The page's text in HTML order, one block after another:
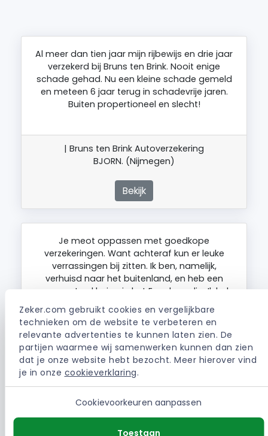
Zeker.com gebruikt cookies en vergelijkbare
technieken om de website te verbeteren en
relevante advertenties te kunnen laten zien. De
partijen waarmee wij samenwerken kunnen dan zien
dat je onze website hebt bezocht. Meer hierover vind
je in onze cookieverklaring.
Cookievoorkeuren aanpassen
Toestaan
Al meer dan tien jaar mijn rijbewijs en drie jaar
verzekerd bij Bruns ten Brink. Nooit enige
schade gehad. Nu een kleine schade gemeld
en meteen 6 jaar terug in schadevrije jaren.
Buiten propertioneel en slecht!
| Bruns ten Brink Autoverzekering
BJORN. (Nijmegen)
Bekijk
Je meot oppassen met goedkope
verzekeringen. Want achteraf kun er leuke
verrassingen bij zitten. Ik ben, namelijk,
verhuisd naar het buitenland, en heb een
royementverklaring in het Engels nodig. Ik heb
al 3 of 4 keer gebeld, aantal keren een e-mail
gestuurd, maar de verklaring nog steeds niet
ontvangen. Inmiddels…
| Bruns ten Brink Autoverzekering
S. (Münster)
Bekijk